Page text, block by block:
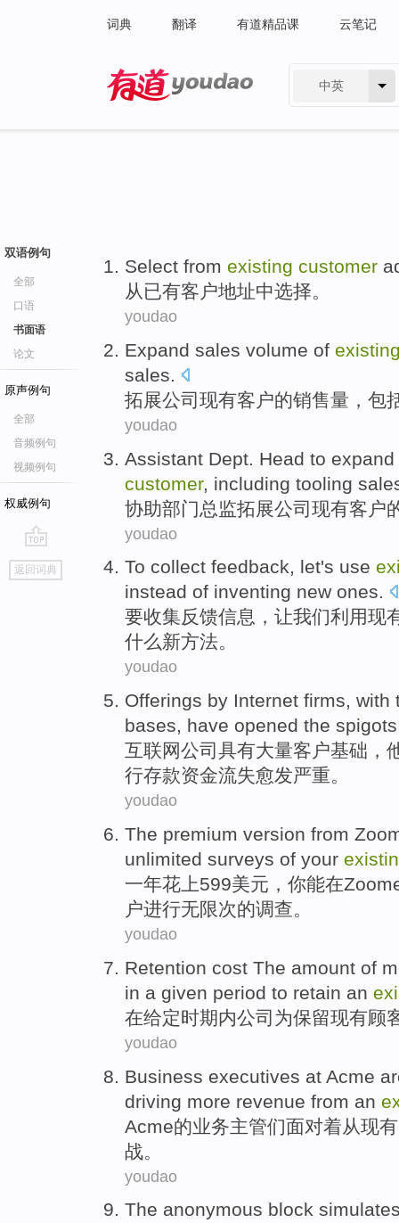
词典 翻译 有道精品课 云笔记
中英
双语例句
全部
口语
书面语
论文
原声例句
全部
音频例句
视频例句
权威例句
go
top
返回词典
Select from existing customer
从 已有客户地址中选择。
youdao
Expand sales volume of
sales.
拓展公司 现有客户的销售量 ， 包
youdao
Assistant Dept . Head to expand
customer, including tooling
协助部门总监拓展公司 现有客户
youdao
To collect feedback, let's use
instead of inventing new ones.
要收集反馈信息 ， 让我们利用现
什么新方法。
youdao
Offerings by Internet firms, with
bases, have opened the spigots
互联网公司 具有大量客户基础 ，
行存款资金流失愈发严重。
youdao
The premium version from
unlimited surveys of your
一年花上599美元， 你能在
户进行无限次的调查。
youdao
Retention cost The amount of
in a given period to retain an
在给定时期内公司 为保留现有顾
youdao
Business executives at Acme
driving more revenue from an
Acme的业务主管们面对着从现有
战。
youdao
The anonymous block